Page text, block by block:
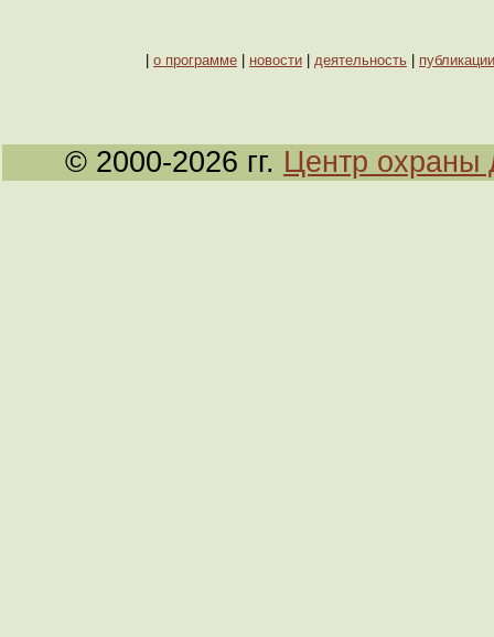
о программе новости деятельность публикации
© 2000-2026 гг. Центр охраны